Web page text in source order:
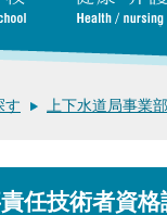
す 上下水道局事業部
任技術者資